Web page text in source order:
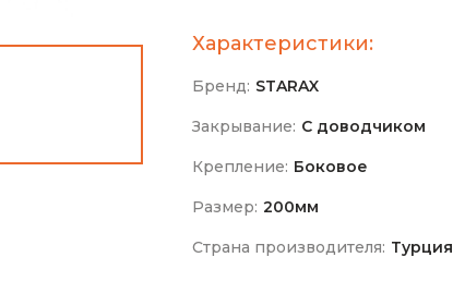
Характеристики:
Бренд: STARAX
Закрывание: С доводчиком
Крепление: Боковое
Размер: 200мм
Страна производителя: Турция